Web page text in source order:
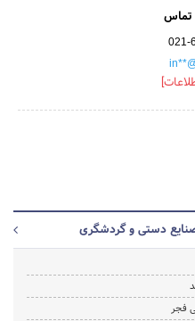
تماس
021-
دستی و گردشگری
فجر